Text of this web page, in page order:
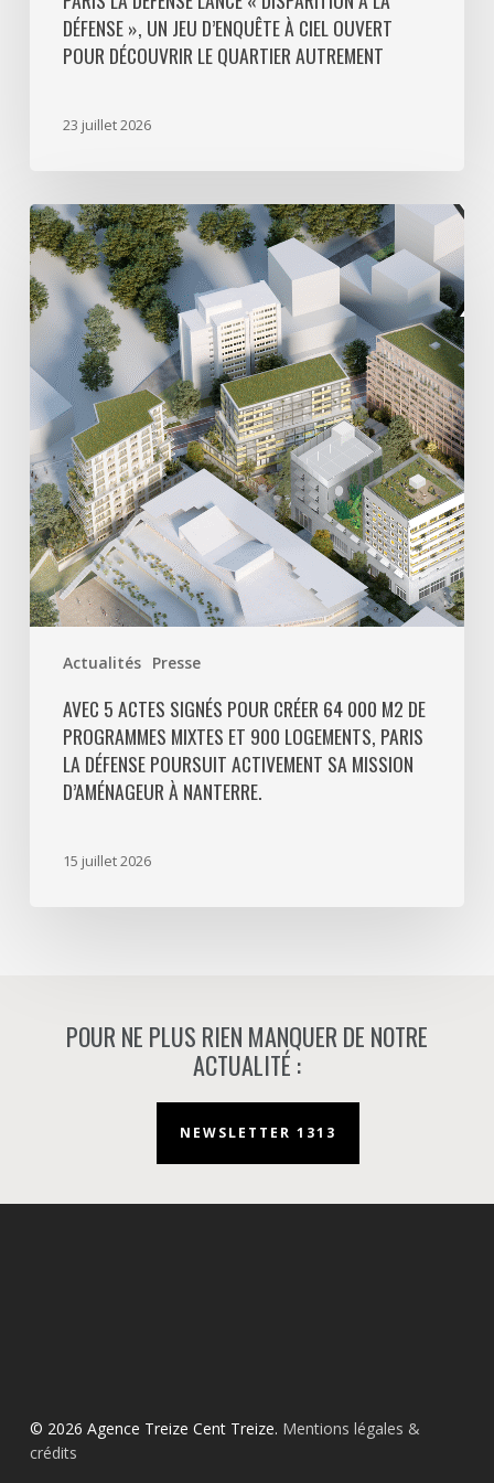
quartier
DÉFENSE », UN JEU D’ENQUÊTE À CIEL OUVERT
POUR DÉCOUVRIR LE QUARTIER AUTREMENT
23 juillet 2026
Actualités Presse
Avec
5
actes
signés
pour
créer
000
m2
de
programmes
mixtes
et
900
logements,
Défense
poursuit
activement
AVEC 5 ACTES SIGNÉS POUR CRÉER 64 000 M2 DE
PROGRAMMES MIXTES ET 900 LOGEMENTS, PARIS
LA DÉFENSE POURSUIT ACTIVEMENT SA MISSION
D’AMÉNAGEUR À NANTERRE.
15 juillet 2026
POUR NE PLUS RIEN MANQUER DE NOTRE
ACTUALITÉ :
NEWSLETTER 1313
© 2026 Agence Treize Cent Treize. Mentions légales &
crédits